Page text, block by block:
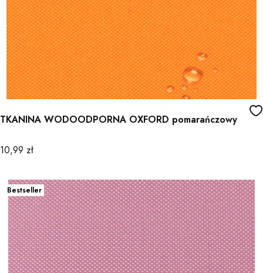
TKANINA WODOODPORNA OXFORD pomarańczowy
Cena
10,99 zł
Bestseller